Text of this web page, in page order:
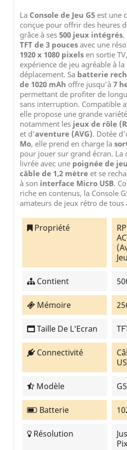
La Console de Jeu G5 est une
conçue pour offrir des heures
grâce à ses 500 jeux intégrés.
TFT de 3 pouces avec une
1920 x 1080 pixels en sortie
expérience de jeu agréable à
déplacement. Sa batterie
de 1020 mAh offre jusqu’à 7
permettant de profiter de
sans interruption. Compatible
elle propose une grande
notamment les jeux de rôle
et d’aventure (AVG). Dotée
Mo, elle prend en charge la
pour jouer sur grand écran. La
livrée avec une poignée de
câble de 1,2 mètre et se
à son interface Micro USB.
riche en contenus, la Console
amateurs de jeux rétro de tous
Propriété
Contient
Mémoire
Taille De L'Ecran
Connectivité
Modèle G5
Batterie
Résolution